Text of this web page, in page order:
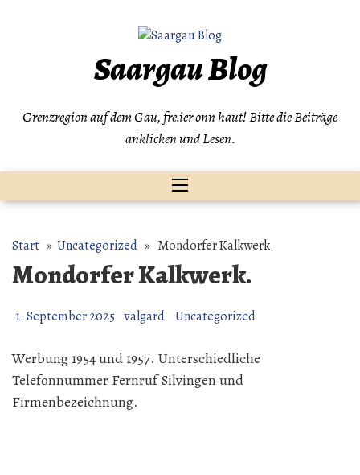
Saargau Blog
Grenzregion auf dem Gau, fre.ier onn haut! Bitte die Beiträge
anklicken und Lesen.
Start » Uncategorized » Mondorfer Kalkwerk.
Mondorfer Kalkwerk.
1. September 2025 valgard Uncategorized
Werbung 1954 und 1957. Unterschiedliche
Telefonnummer Fernruf Silvingen und
Firmenbezeichnung.